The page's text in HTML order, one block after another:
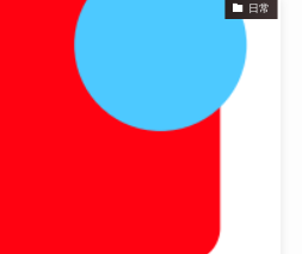
日常